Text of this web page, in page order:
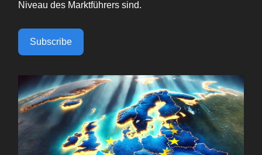
Niveau des Marktführers sind.
Subscribe